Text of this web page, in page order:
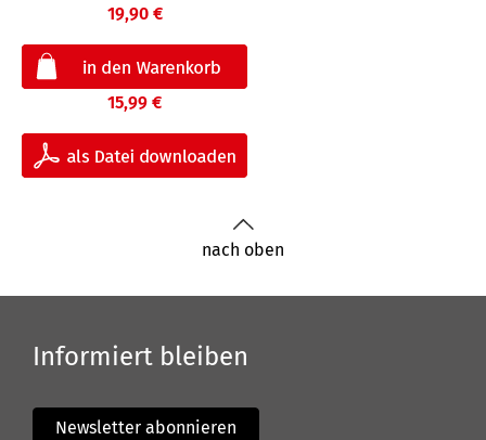
19,90 €
15,99 €
nach oben
Informiert bleiben
Newsletter abonnieren